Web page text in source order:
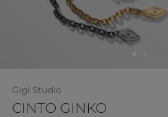
Gigi Studio
CINTO GINKO